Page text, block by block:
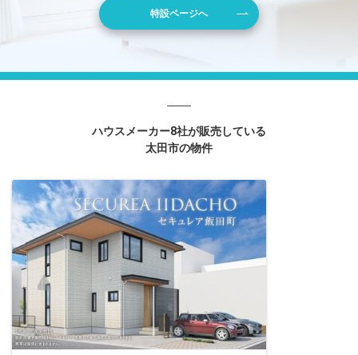
特設ページへ
ハウスメーカー8社が販売している
太田市の物件